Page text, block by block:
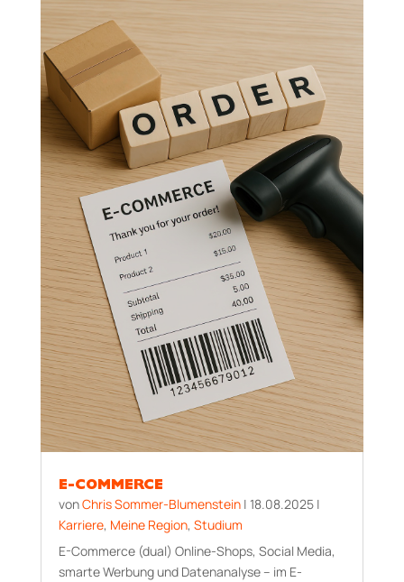
E-COMMERCE
vonChris Sommer-Blumenstein| 18.08.2025|
Karriere, Meine Region, Studium
E-Commerce (dual) Online-Shops, Social Media,
smarte Werbung und Datenanalyse – im E-